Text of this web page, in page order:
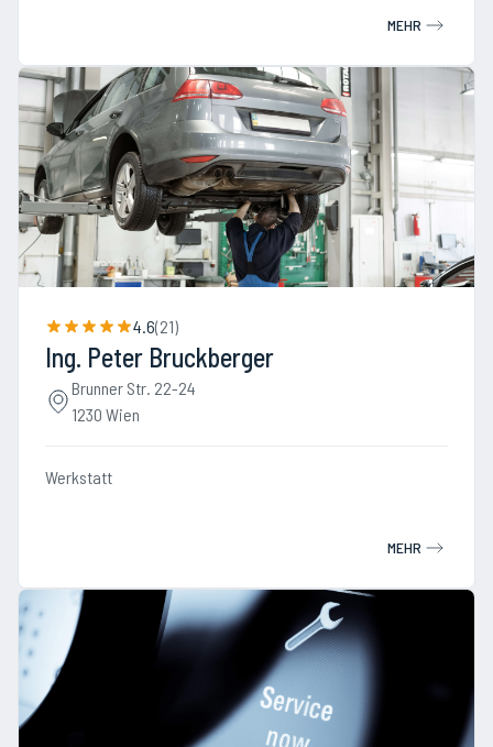
MEHR
4.6(21)
Ing. Peter Bruckberger
Brunner Str. 22-24
1230 Wien
Werkstatt
MEHR